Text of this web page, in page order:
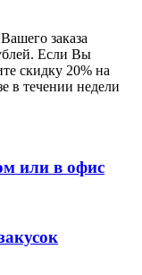
заказа
Если Вы
скидку 20% на
в течении недели
или в офис